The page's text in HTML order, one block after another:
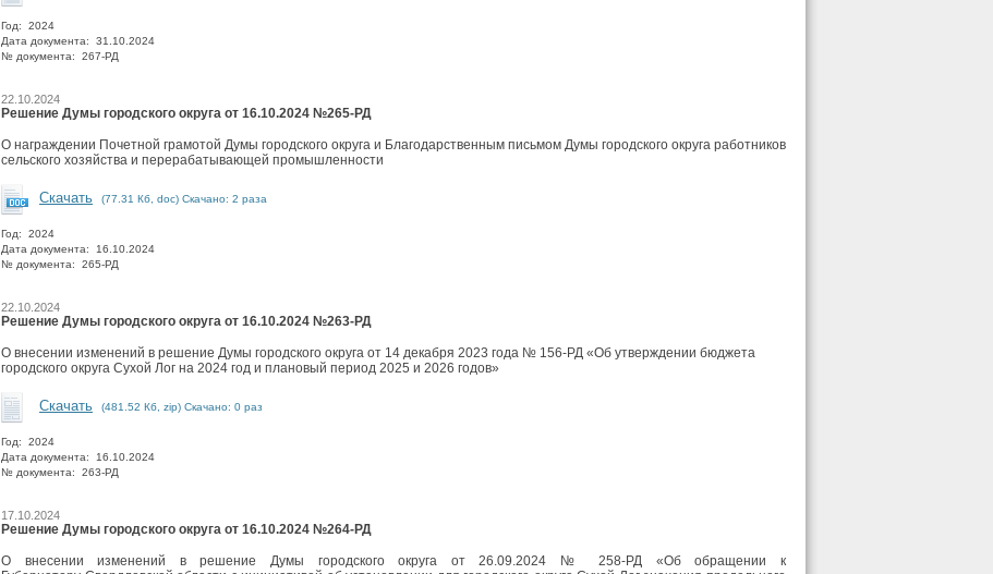
Год: 2024
Дата документа: 31.10.2024
№ документа: 267-РД
22.10.2024
Решение Думы городского округа от 16.10.2024 №265-РД
О награждении Почетной грамотой Думы городского округа и Благодарственным письмом Думы городского округа работников
сельского хозяйства и перерабатывающей промышленности
Скачать (77.31 Кб, doc) Скачано: 2 раза
Год: 2024
Дата документа: 16.10.2024
№ документа: 265-РД
22.10.2024
Решение Думы городского округа от 16.10.2024 №263-РД
О внесении изменений в решение Думы городского округа от 14 декабря 2023 года № 156-РД «Об утверждении бюджета
городского округа Сухой Лог на 2024 год и плановый период 2025 и 2026 годов»
Скачать (481.52 Кб, zip) Скачано: 0 раз
Год: 2024
Дата документа: 16.10.2024
№ документа: 263-РД
17.10.2024
Решение Думы городского округа от 16.10.2024 №264-РД
О внесении изменений в решение Думы городского округа от 26.09.2024 № 258-РД «Об обращении к